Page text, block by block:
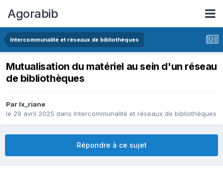
Agorabib
Intercommunalité et réseaux de bibliothèques
Mutualisation du matériel au sein d'un réseau
de bibliothèques
Par lx_riane
le 29 avril 2025 dans Intercommunalité et réseaux de bibliothèques
Répondre à ce sujet